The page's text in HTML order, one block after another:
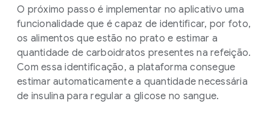
O próximo passo é implementar no aplicativo uma
funcionalidade que é capaz de identificar, por foto,
os alimentos que estão no prato e estimar a
quantidade de carboidratos presentes na refeição.
Com essa identificação, a plataforma consegue
estimar automaticamente a quantidade necessária
de insulina para regular a glicose no sangue.